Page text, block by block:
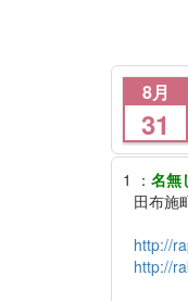
8月
31
1 ： 名無
田布施
http://
http://